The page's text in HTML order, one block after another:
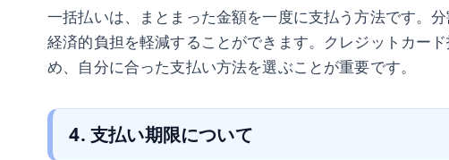
一括払いは、まとまった金額を一度に支払う方法です。
経済的負担を軽減することができます。クレジットカー
め、自分に合った支払い方法を選ぶことが重要です。
4. 支払い期限について